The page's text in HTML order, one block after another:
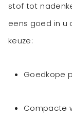
stof tot
eens goed in u
keuze:
Goedkope
Compacte